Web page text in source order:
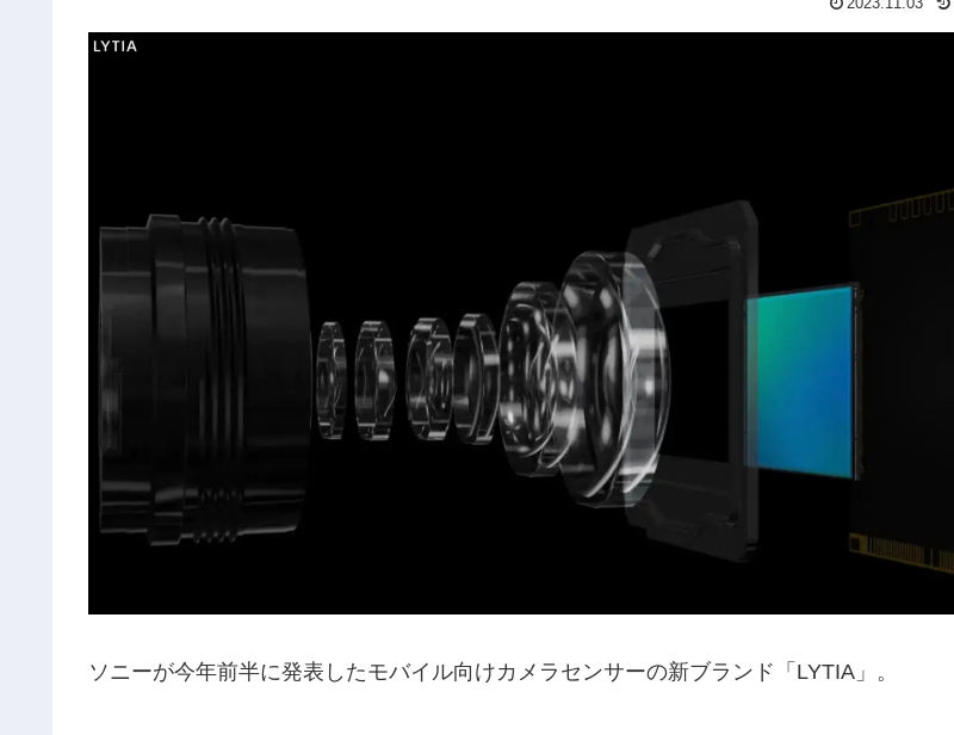
ソニーが今年前半に発表したモバイル向けカメラセンサーの新ブランド「LYTIA」。